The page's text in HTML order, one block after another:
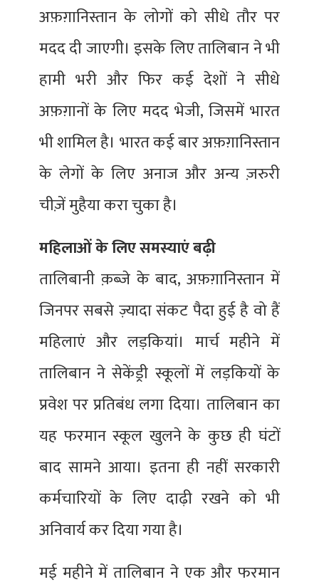
अफ़ग़ानिस्तान के लोगों को सीधे तौर पर
मदद दी जाएगी। इसके लिए तालिबान ने भी
हामी भरी और फिर कई देशों ने सीधे
अफ़ग़ानों के लिए मदद भेजी, जिसमें भारत
भी शामिल है। भारत कई बार अफ़ग़ानिस्तान
के लेगों के लिए अनाज और अन्य ज़रुरी
चीज़ें मुहैया करा चुका है।
महिलाओं के लिए समस्याएं बढ़ी
तालिबानी क़ब्ज़े के बाद, अफ़ग़ानिस्तान में
जिनपर सबसे ज़्यादा संकट पैदा हुई है वो हैं
महिलाएं और लड़कियां। मार्च महीने में
तालिबान ने सेकेंड्री स्कूलों में लड़कियों के
प्रवेश पर प्रतिबंध लगा दिया। तालिबान का
यह फरमान स्कूल खुलने के कुछ ही घंटों
बाद सामने आया। इतना ही नहीं सरकारी
कर्मचारियों के लिए दाढ़ी रखने को भी
अनिवार्य कर दिया गया है।
मई महीने में तालिबान ने एक और फरमान